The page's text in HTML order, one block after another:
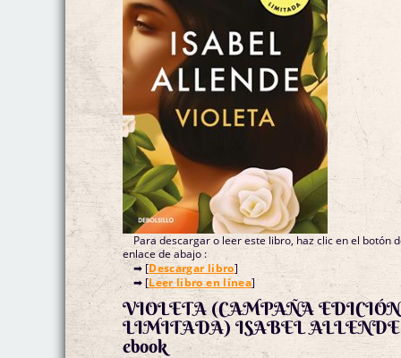
Para descargar o leer este libro, haz clic en el botón
enlace de abajo :
➡ [Descargar libro]
➡ [Leer libro en línea]
VIOLETA (CAMPAÑA EDICIÓN
LIMITADA) ISABEL ALLENDE
ebook